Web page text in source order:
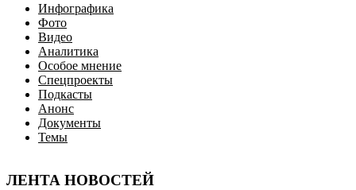
Инфографика
Фото
Видео
Аналитика
Особое мнение
Спецпроекты
Подкасты
Анонс
Документы
Темы
ЛЕНТА НОВОСТЕЙ